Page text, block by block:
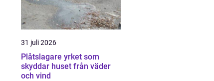
31 juli 2026
Plåtslagare yrket som
skyddar huset från väder
och vind